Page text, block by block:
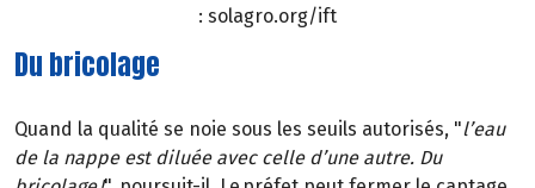
: solagro.org/ift
Du bricolage
Quand la qualité se noie sous les seuils autorisés, "l’eau
de la nappe est diluée avec celle d’une autre. Du